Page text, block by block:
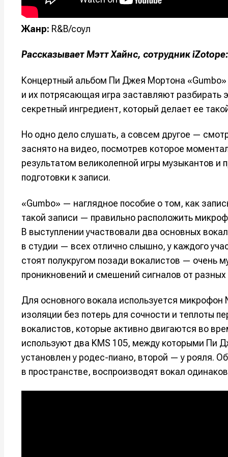
Например,
Вы сможете
Электронная
Нажимая на
обработки
Например,
Вы сможете
Электронная
Нажимая на
обработки
Например,
Вы сможете
Электронная
Нажимая на
обработки
Индустрия
Сцена
📖
👷
Например,
Вы сможете
Электронная
Нажимая на
обработки
Индустрия
Сцена
📖
👷
Жанр: R&B/соул
Рассказывает Мэтт Хайнс, сотрудник iZotope:
Концертный альбом Пи Джея Мортона
и их потрясающая игра заставляют разбирать
секретный ингредиент, который делает ее
Но одно дело слушать, а совсем другое —
заснято на видео, посмотрев которое
результатом великолепной игры музыкантов
подготовки к записи.
«Gumbo» — наглядное пособие о том, как
такой записи — правильно расположить
В выступлении участвовали два основных
в студии — всех отлично слышно, у каждого
стоят полукругом позади вокалистов —
проникновений и смешений сигналов от
Для основного вокала используется
изоляции без потерь для сочности и теплоты
вокалистов, которые активно двигаются во
используют два KMS 105, между которыми Пи
установлен у родес-пиано, второй — у рояля.
в пространстве, воспроизводят вокал